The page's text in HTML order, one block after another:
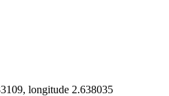
longitude 2.638035